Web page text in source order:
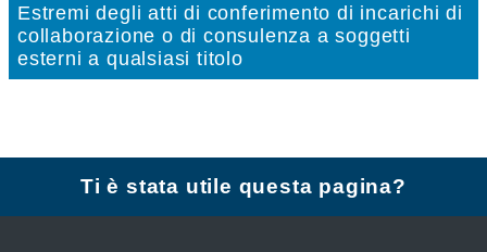
Estremi degli atti di conferimento di incarichi di
collaborazione o di consulenza a soggetti
esterni a qualsiasi titolo
Ti è stata utile questa pagina?